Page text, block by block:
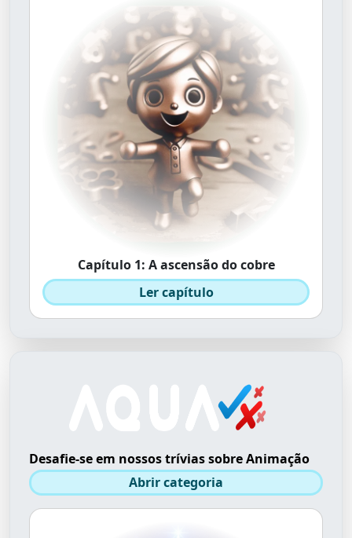
Capítulo 1: A ascensão do cobre
Ler capítulo
Desafie-se em nossos trívias sobre Animação
Abrir categoria